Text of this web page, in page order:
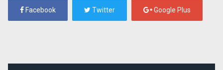
Facebook Twitter Google Plus